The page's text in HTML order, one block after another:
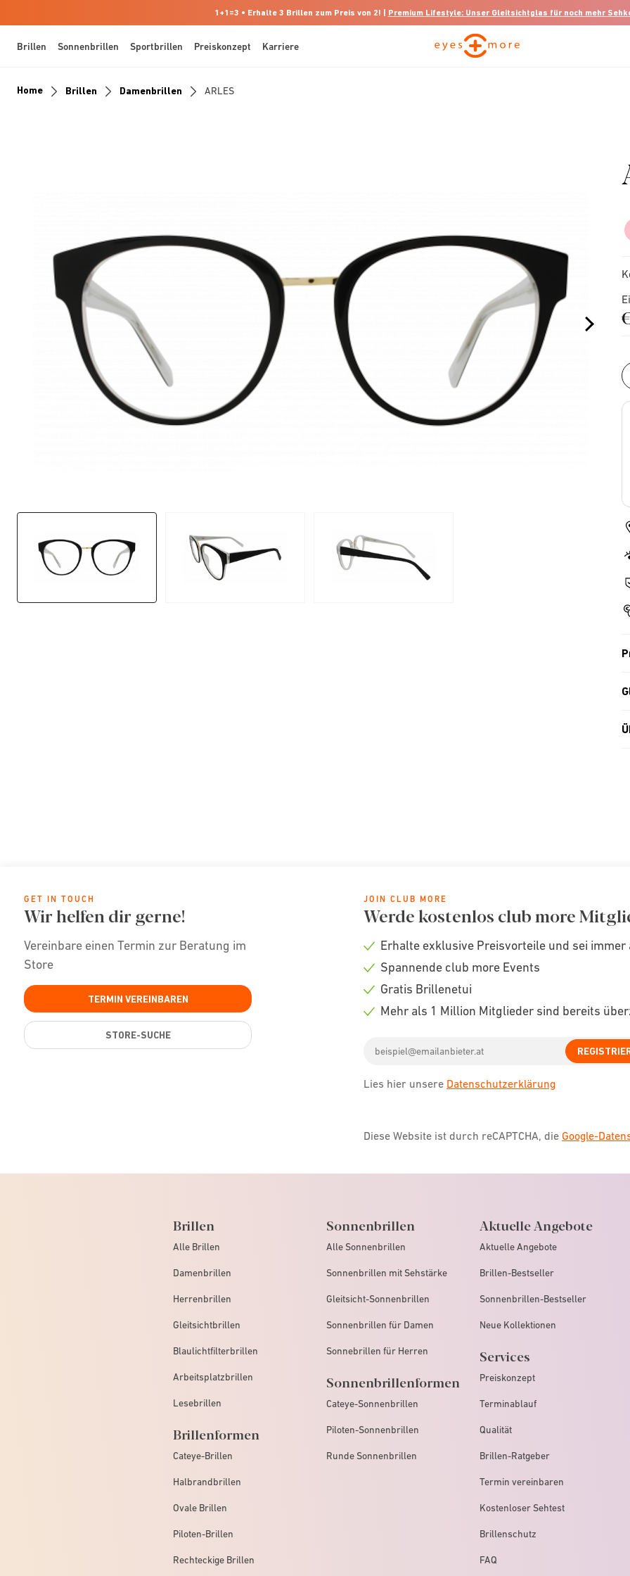
1+1=3 • Erhalte 3 Brillen zum Preis von 2! | Premium Lifestyle: Unser Gleitsichtglas für noch mehr
Brillen Sonnenbrillen Sportbrillen Preiskonzept Karriere
Home Brillen Damenbrillen ARLES
GET IN TOUCH
Wir helfen dir gerne!
Vereinbare einen Termin zur Beratung im
Store
TERMIN VEREINBAREN
STORE-SUCHE
JOIN CLUB MORE
Werde kostenlos club more
Check
Erhalte exklusive Preisvorteile und sei
Check
Spannende club more Events
Check
Gratis Brillenetui
Mehr als 1 Million Mitglieder sind bereits
address
Lies hier unsere Datenschutzerklärung
Diese Website ist durch reCAPTCHA, die Google-
Brillen
Alle Brillen
Damenbrillen
Herrenbrillen
Gleitsichtbrillen
Blaulichtfilterbrillen
Arbeitsplatzbrillen
Lesebrillen
Brillenformen
Cateye-Brillen
Halbrandbrillen
Ovale Brillen
Piloten-Brillen
Rechteckige Brillen
Sonnenbrillen
Alle Sonnenbrillen
Sonnenbrillen mit Sehstärke
Gleitsicht-Sonnenbrillen
Sonnenbrillen für Damen
Sonnebrillen für Herren
Sonnenbrillenformen
Cateye-Sonnenbrillen
Piloten-Sonnenbrillen
Runde Sonnenbrillen
Aktuelle Angebote
Aktuelle Angebote
Brillen-Bestseller
Sonnenbrillen-Bestseller
Neue Kollektionen
Services
Preiskonzept
Terminablauf
Qualität
Brillen-Ratgeber
Termin vereinbaren
Kostenloser Sehtest
Brillenschutz
FAQ